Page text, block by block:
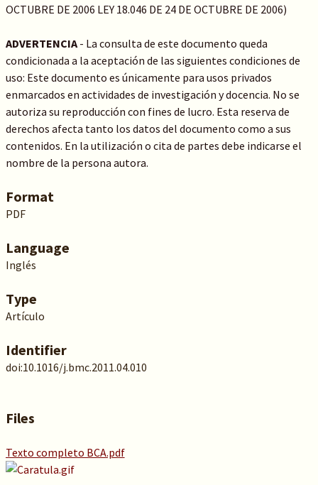
OCTUBRE DE 2006 LEY 18.046 DE 24 DE OCTUBRE DE 2006)
ADVERTENCIA- La consulta de este documento queda
condicionada a la aceptación de las siguientes condiciones de
uso: Este documento es únicamente para usos privados
enmarcados en actividades de investigación y docencia. No se
autoriza su reproducción con fines de lucro. Esta reserva de
derechos afecta tanto los datos del documento como a sus
contenidos. En la utilización o cita de partes debe indicarse el
nombre de la persona autora.
Format
PDF
Language
Inglés
Type
Artículo
Identifier
doi:10.1016/j.bmc.2011.04.010
Files
Texto completo BCA.pdf